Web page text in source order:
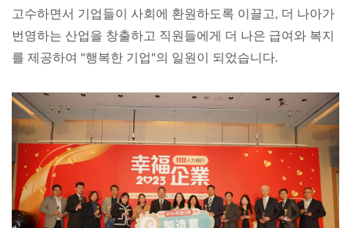
고수하면서 기업들이 사회에 환원하도록 이끌고, 더 나아가
번영하는 산업을 창출하고 직원들에게 더 나은 급여와 복지
를 제공하여 "행복한 기업"의 일원이 되었습니다.